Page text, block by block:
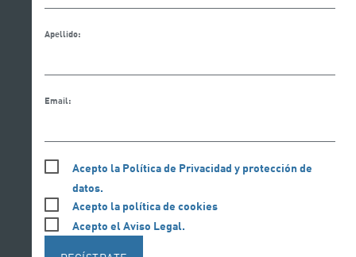
Apellido:
Email:
Acepto la Política de Privacidad y protección de
datos.
Acepto la política de cookies
Acepto el Aviso Legal.